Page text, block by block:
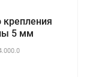
5 мм